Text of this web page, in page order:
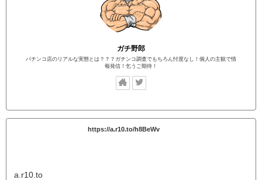
ガチ野郎
パチンコ店のリアルな実態とは？？？ガチンコ調査でもちろん忖度なし！個人の主観で情
報発信！乞うご期待！
https://a.r10.to/h8BeWv
a.r10.to